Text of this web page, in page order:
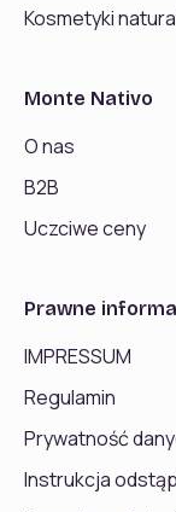
Kosmetyki
Monte Nativo
O nas
B2B
Uczciwe ceny
Prawne
IMPRESSUM
Regulamin
Prywatność
Instrukcja